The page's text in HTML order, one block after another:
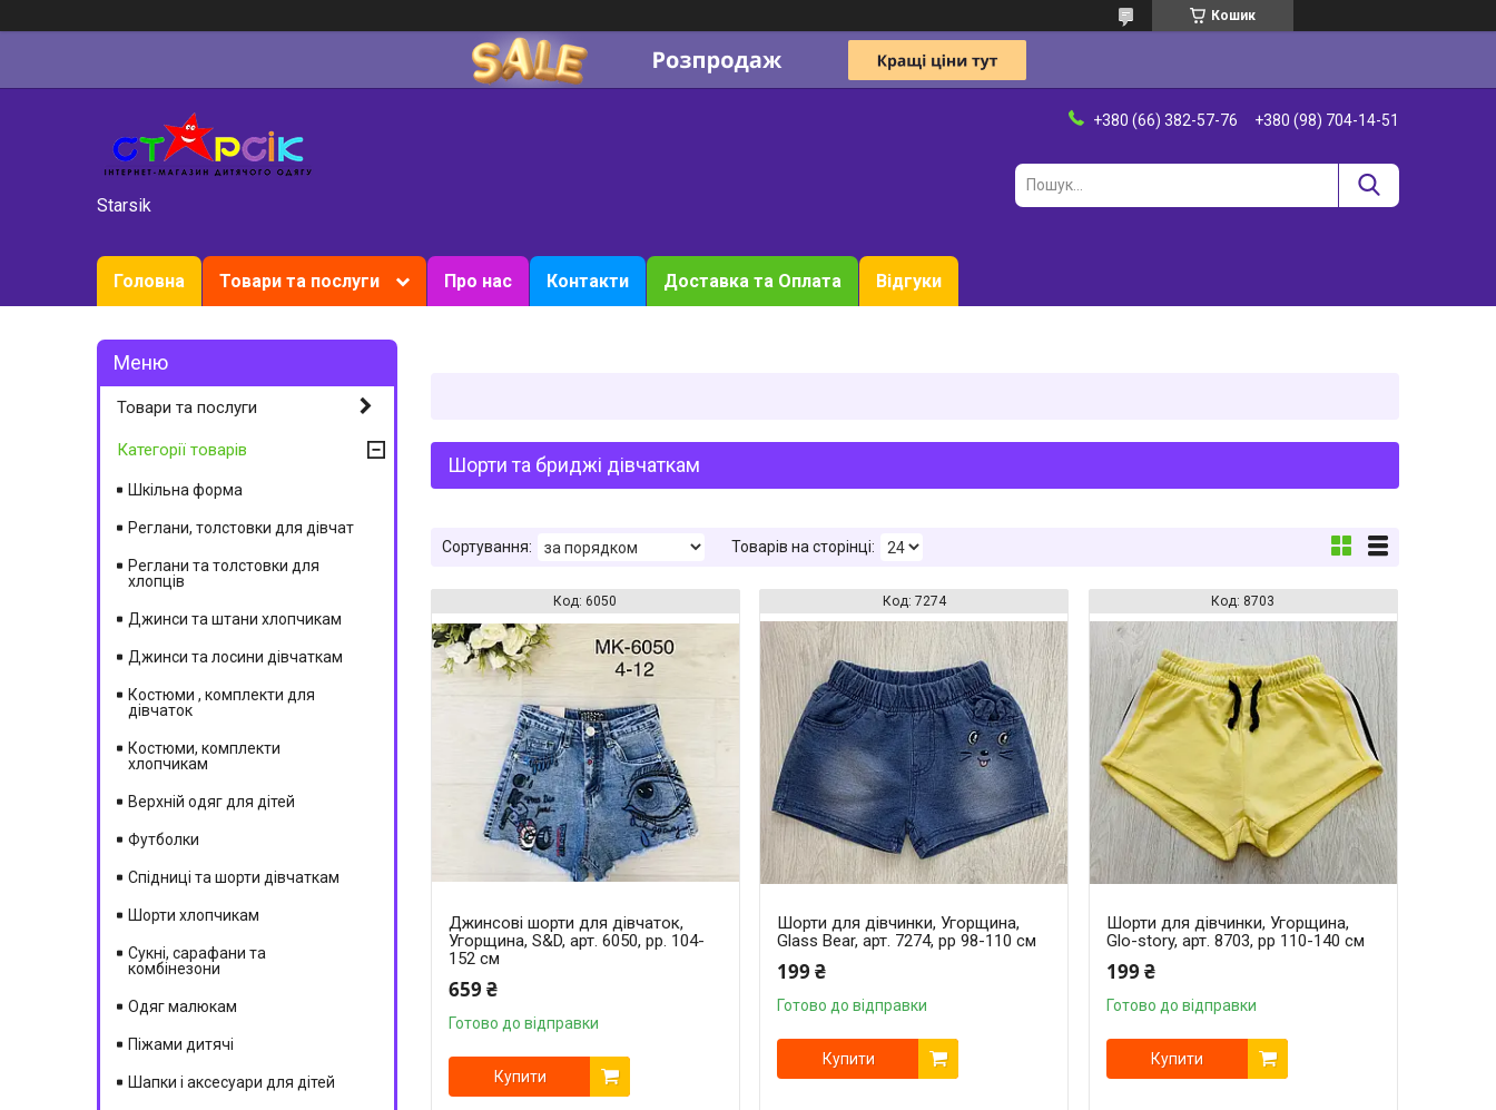
Кошик
Starsik
+380 (66) 382-57-76 +380 (98) 704-14-51
Головна Товари та послуги Про нас Контакти Доставка та Оплата Відгуки
Шорти та бриджі дівчаткам
6050
Джинсові шорти для дівчаток,
Угорщина, S&D, арт. 6050, рр. 104-
152 см
659 ₴
Готово до відправки
Купити
7274
Шорти для дівчинки, Угорщина,
Glass Bear, арт. 7274, рр 98-110 см
199 ₴
Готово до відправки
Купити
8703
Шорти для дівчинки, Угорщина,
Glo-story, арт. 8703, рр 110-140 см
199 ₴
Готово до відправки
Купити
Товари та послуги
Категорії товарів
Шкільна форма
Реглани, толстовки для дівчат
Реглани та толстовки для
хлопців
Джинси та штани хлопчикам
Джинси та лосини дівчаткам
Костюми , комплекти для
дівчаток
Костюми, комплекти
хлопчикам
Верхній одяг для дітей
Футболки
Спідниці та шорти дівчаткам
Шорти хлопчикам
Сукні, сарафани та
комбінезони
Одяг малюкам
Піжами дитячі
Шапки і аксесуари для дітей